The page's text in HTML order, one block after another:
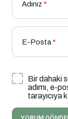
Adınız *
E-Posta*
Bir dahaki
adımı, e-
tarayıcıya